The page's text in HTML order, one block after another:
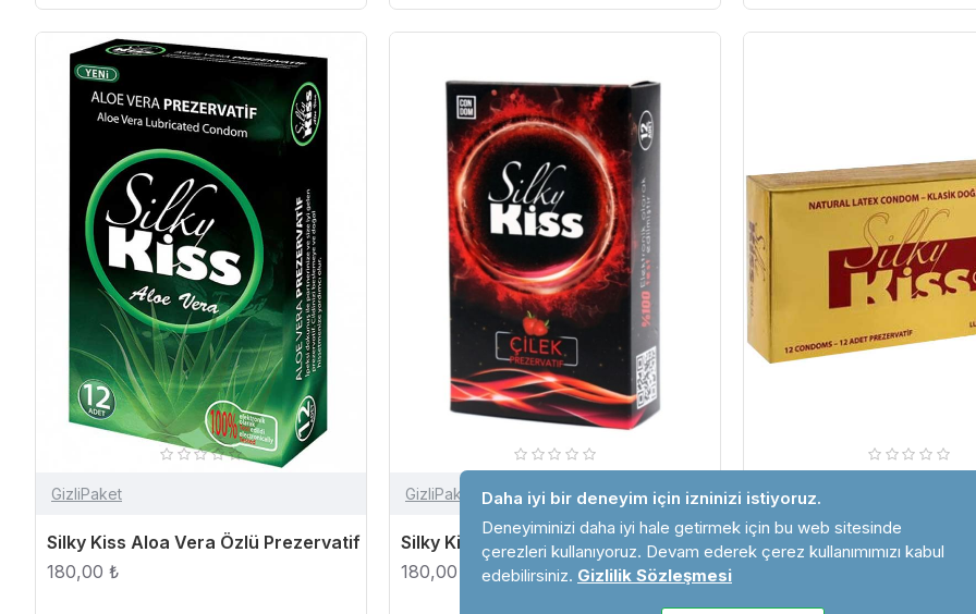
GizliPaket
Silky Kiss Aloa Vera Özlü Prezervatif
180,00 ₺
GizliPaket
Silky Kiss Çilek Aromalı Prezervatif
180,00 ₺
GizliPaket
Silky Kiss Gold
Prezervatif
Daha iyi bir deneyim için izninizi istiyoruz.
Deneyiminizi daha iyi hale getirmek için bu web sitesinde
çerezleri kullanıyoruz. Devam ederek çerez kullanımımızı kabul
edebilirsiniz. Gizlilik Sözleşmesi